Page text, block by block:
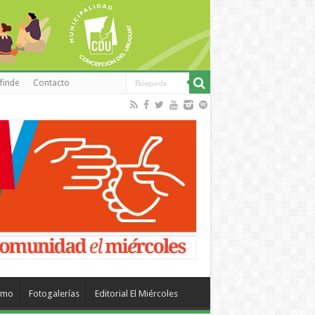
Contacto
Fotogalerías Editorial El Miércoles